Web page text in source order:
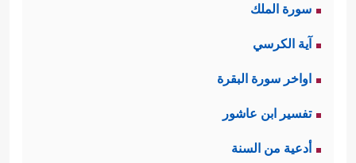
سورة الملك
آية الكرسي
اواخر سورة البقرة
تفسير ابن عاشور
أدعية من السنة